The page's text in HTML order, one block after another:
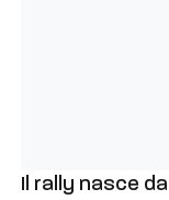
Il rally nasce